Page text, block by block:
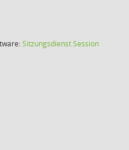
SitzungsdienstSession(Wird in